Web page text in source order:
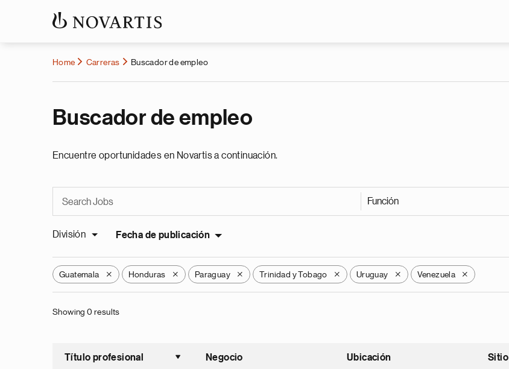
Home Carreras Buscador de empleo
Buscador de empleo
Encuentre oportunidades en Novartis a continuación.
Función
División Fecha de publicación
Guatemala X Honduras X Paraguay X Trinidad y Tobago X Uruguay X Venezuela X
Showing 0 results
Título profesional
Ordenar ascendente
Negocio Ubicación Sitio